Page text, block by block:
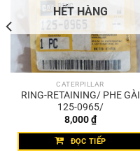
HẾT HÀNG
CATERPILLAR
RING-RETAINING/ PHE GÀI
125-0965/
8,000₫
ĐỌC TIẾP